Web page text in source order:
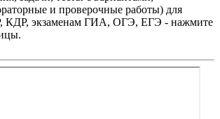
и проверочные работы) для
КДР, экзаменам ГИА, ОГЭ, ЕГЭ - нажмите